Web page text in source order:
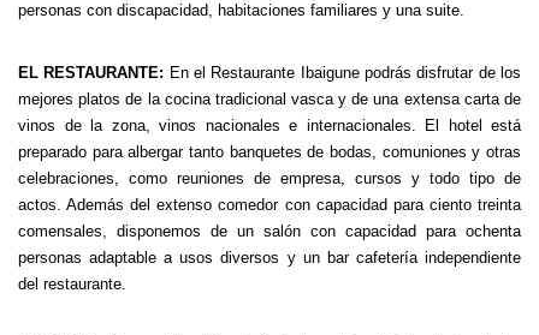
personas con discapacidad, habitaciones familiares y una suite.
EL RESTAURANTE: En el Restaurante Ibaigune podrás disfrutar de los
mejores platos de la cocina tradicional vasca y de una extensa carta de
vinos de la zona, vinos nacionales e internacionales. El hotel está
preparado para albergar tanto banquetes de bodas, comuniones y otras
celebraciones, como reuniones de empresa, cursos y todo tipo de
actos. Además del extenso comedor con capacidad para ciento treinta
comensales, disponemos de un salón con capacidad para ochenta
personas adaptable a usos diversos y un bar cafetería independiente
del restaurante.